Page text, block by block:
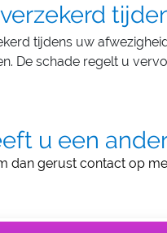
tijdens uw
De schade regelt u
u een
dan gerust contact op